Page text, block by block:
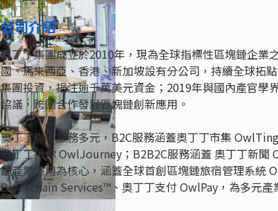
公司介紹
奧丁丁集團成立於2010年，現為全球指標性區塊鏈企業
國、馬來西亞、香港、新加坡設有分公司，持續全球拓
集團投資，挹注逾千萬美元資金；2019年與國內產官學
協議，跨國合作發展區塊鏈創新應用。
奧丁丁旗下服務多元，B2C服務涵蓋奧丁丁市集
奧丁丁揪你 OwlJourney；B2B2C服務涵蓋 奧丁丁新
鏈產業應用為核心，涵蓋全球首創區塊鏈旅宿管理系統
Blockchain Services™、奧丁丁支付 OwlPay，為多元產